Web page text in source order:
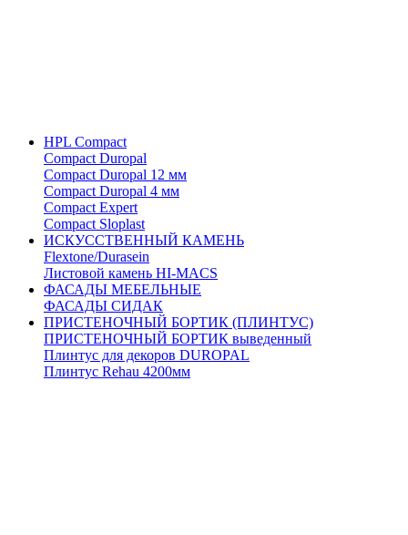
HPL Compact
Compact Duropal
Compact Duropal 12 мм
Compact Duropal 4 мм
Compact Expert
Compact Sloplast
ИСКУССТВЕННЫЙ КАМЕНЬ
Flextone/Durasein
Листовой камень HI-MACS
ФАСАДЫ МЕБЕЛЬНЫЕ
ФАСАДЫ СИДАК
ПРИСТЕНОЧНЫЙ БОРТИК (ПЛИНТУС)
ПРИСТЕНОЧНЫЙ БОРТИК выведенный
Плинтус для декоров DUROPAL
Плинтус Rehau 4200мм